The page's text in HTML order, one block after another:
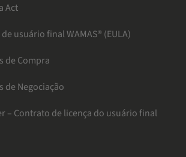
Act
usuário final WAMAS® (EULA)
de Compra
de Negociação
– Contrato de licença do usuário final